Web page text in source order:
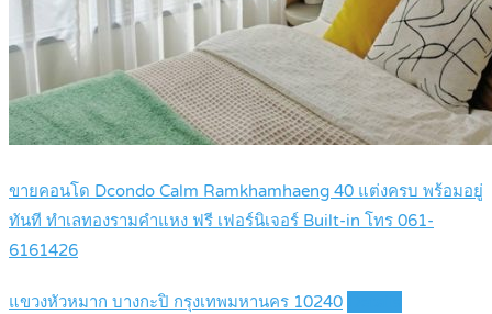
ขายคอนโด Dcondo Calm Ramkhamhaeng 40 แต่งครบ พร้อมอยู่
ทันที ทำเลทองรามคำแหง ฟรี เฟอร์นิเจอร์ Built-in โทร 061-
6161426
แขวงหัวหมาก บางกะปิ กรุงเทพมหานคร 10240